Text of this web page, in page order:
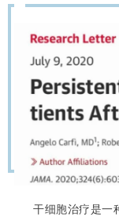
干细胞治疗是一